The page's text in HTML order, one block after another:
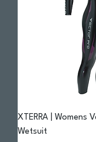
XTERRA | Womens
Wetsuit